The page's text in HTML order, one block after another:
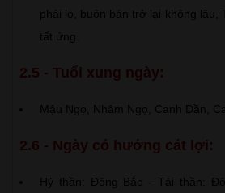
phải lo, buôn bán trở lại không lâu,
tất ứng.
2.5 - Tuổi xung ngày:
Mậu Ngọ, Nhâm Ngọ, Canh Dần,
2.6 - Ngày có hướng cát lợi:
Hỷ thần: Đông Bắc - Tài thần: